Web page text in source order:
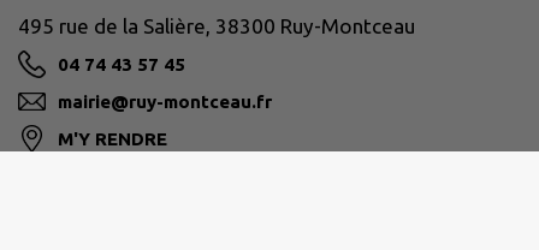
495 rue de la Salière, 38300 Ruy-Montceau
04 74 43 57 45
mairie@ruy-montceau.fr
M'Y RENDRE